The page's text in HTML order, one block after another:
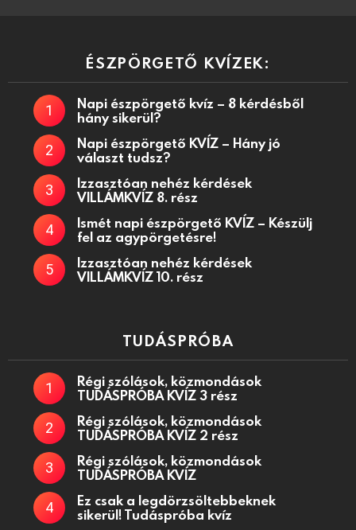
ÉSZPÖRGETŐ KVÍZEK:
Napi észpörgető kvíz – 8 kérdésből
hány sikerül?
Napi észpörgető KVÍZ – Hány jó
választ tudsz?
Izzasztóan nehéz kérdések
VILLÁMKVÍZ 8. rész
Ismét napi észpörgető KVÍZ – Készülj
fel az agypörgetésre!
Izzasztóan nehéz kérdések
VILLÁMKVÍZ 10. rész
TUDÁSPRÓBA
Régi szólások, közmondások
TUDÁSPRÓBA KVÍZ 3 rész
Régi szólások, közmondások
TUDÁSPRÓBA KVÍZ 2 rész
Régi szólások, közmondások
TUDÁSPRÓBA KVÍZ
Ez csak a legdörzsöltebbeknek
sikerül! Tudáspróba kvíz